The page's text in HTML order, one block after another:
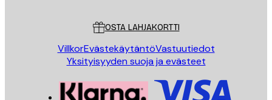
OSTA LAHJAKORTTI
VillkorEvästekäytäntöVastuutiedot
Yksityisyyden suoja ja evästeet